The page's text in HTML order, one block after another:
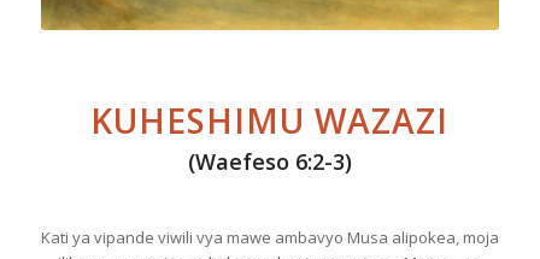
KUHESHIMU WAZAZI
(Waefeso 6:2-3)
Kati ya vipande viwili vya mawe ambavyo Musa alipokea, moja